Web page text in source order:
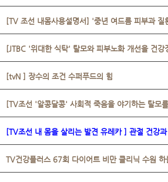
[tvN ] 장수의 조건 수퍼푸드의 힘